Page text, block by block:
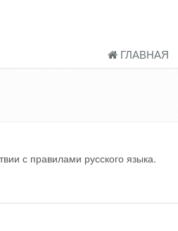
ГЛАВНАЯ
с правилами русского языка.